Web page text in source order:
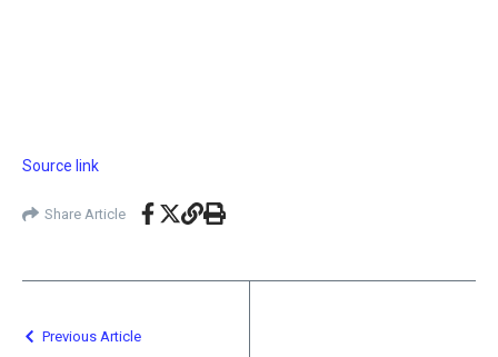
Source link
Share Article
Previous Article